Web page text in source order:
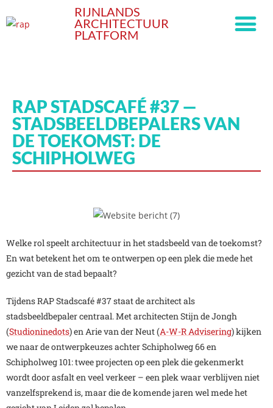
RIJNLANDS
ARCHITECTUUR
PLATFORM
RAP STADSCAFÉ #37 —
STADSBEELDBEPALERS VAN
DE TOEKOMST: DE
SCHIPHOLWEG
Welke rol speelt architectuur in het stadsbeeld van de toekomst?
En wat betekent het om te ontwerpen op een plek die mede het
gezicht van de stad bepaalt?
Tijdens RAP Stadscafé #37 staat de architect als
stadsbeeldbepaler centraal. Met architecten Stijn de Jongh
(Studioninedots) en Arie van der Neut (A-W-R Advisering) kijken
we naar de ontwerpkeuzes achter Schipholweg 66 en
Schipholweg 101: twee projecten op een plek die gekenmerkt
wordt door asfalt en veel verkeer – een plek waar verblijven niet
vanzelfsprekend is, maar die de komende jaren wel mede het